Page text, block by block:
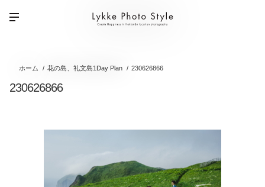
ホーム 花の島、礼文島1Day Plan 230626866
230626866